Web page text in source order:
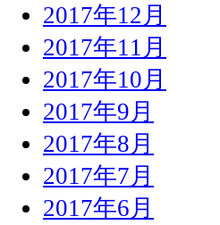
2017年12月
2017年11月
2017年10月
2017年9月
2017年8月
2017年7月
2017年6月